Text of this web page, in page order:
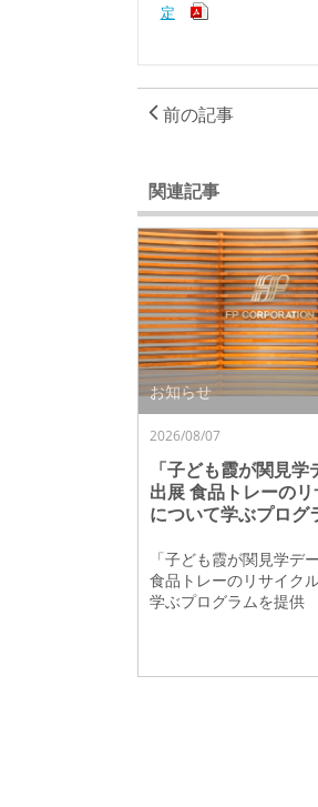
定
前の記事
関連記事
お知らせ
2026/08/07
「子ども霞が関見学
出展 食品トレーの
について学ぶプログ
「子ども霞が関見学デ
食品トレーのリサイク
学ぶプログラムを提供